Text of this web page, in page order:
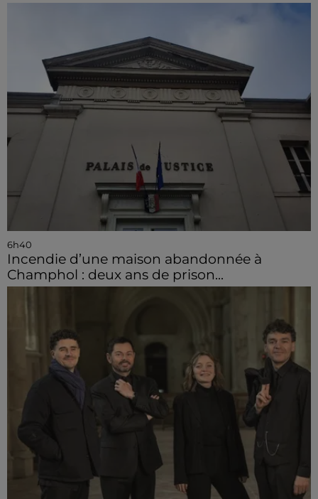
6h40
Incendie d’une maison abandonnée à
Champhol : deux ans de prison...